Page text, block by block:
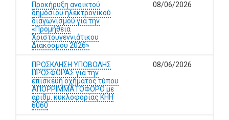
Προκήρυξη ανοικτού
δημόσιου ηλεκτρονικού
διαγωνισμού για την
«Προμήθεια
Χριστουγεννιάτικου
Διακόσμου 2026»
08/06/2026
ΠΡΟΣΚΛΗΣΗ ΥΠΟΒΟΛΗΣ
ΠΡΟΣΦΟΡΑΣ για την
επισκευή οχήματος τύπου
ΑΠΟΡΡΙΜΜΑΤΟΦΟΡΟ με
αριθμ. κυκλοφορίας ΚΗΗ
6060
08/06/2026